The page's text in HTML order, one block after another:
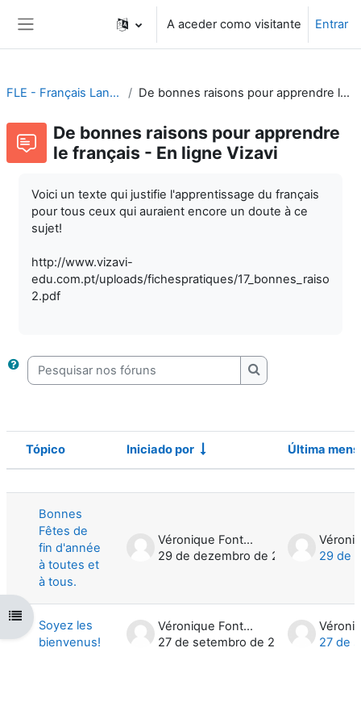
A aceder como visitante Entrar
Abrir índice da disciplina
FLE - Français Langue Étrangère De bonnes raisons pour apprendre le français - En ligne Vizavi
De bonnes raisons pour apprendre
le français - En ligne Vizavi
Voici un texte qui justifie l'apprentissage du français
pour tous ceux qui auraient encore un doute à ce
sujet!
http://www.vizavi-
edu.com.pt/uploads/fichespratiques/
2.pdf
Pesquisar nos fóruns
Pesquisar nos
Estado
Tópico Iniciado por Última
Bonnes
Fêtes de
fin d'année
à toutes et
à tous.
Véronique Fonteyne
29 de dezembro de 2012
29 de
Soyez les
bienvenus!
Véronique Fonteyne
27 de setembro de 2012
27 de